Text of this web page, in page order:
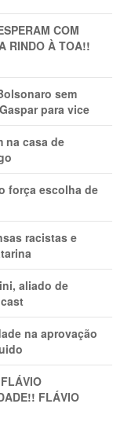
COM
RINDO À TOA!!
sem
para vice
na casa de
força escolha de
racistas e
aliado de
na aprovação
FLÁVIO